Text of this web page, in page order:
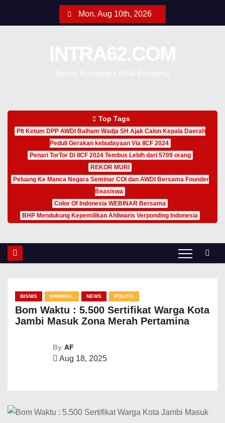
Mon. Aug 10th, 2026
Top Tags
Plt Ketum DPP AWDI Balham Wadja SH Ajak Calon Kepala Daerah
Peduli Gerakan kebudayaan Via IICF 2024
Penari TorTor Di IICF 2024 Tembus Lebih dari 5709 orang
REKOR MURI
Peluang Ke Manca Negara Seminar COI dan AWDI Bersama Founder
Beasiswa
Color Of Indonesia WEBINAR Bersama
BHP Mendukung Kepemilikan Ahliwaris Verponding Indonesia
BISNIS KRIMINAL NEWS POLITIK
Bom Waktu : 5.500 Sertifikat Warga Kota
Jambi Masuk Zona Merah Pertamina
By AF
Aug 18, 2025